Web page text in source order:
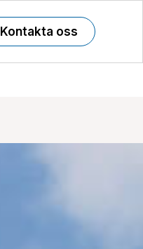
Kontakta oss